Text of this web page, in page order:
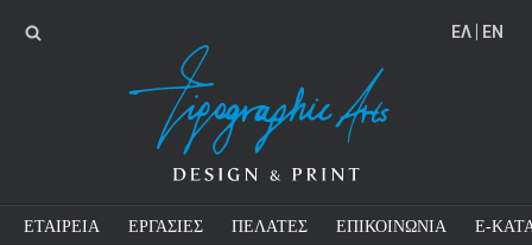
EΛ EN
ΕΤΑΙΡΕΙΑ ΕΡΓΑΣΙΕΣ ΠΕΛΑΤΕΣ ΕΠΙΚΟΙΝΩΝΙΑ E-